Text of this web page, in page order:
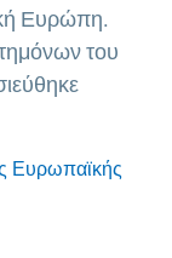
Ευρώπη.
του
Ευρωπαϊκής